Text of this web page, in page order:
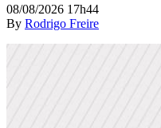
08/08/2026 17h44
By Rodrigo Freire